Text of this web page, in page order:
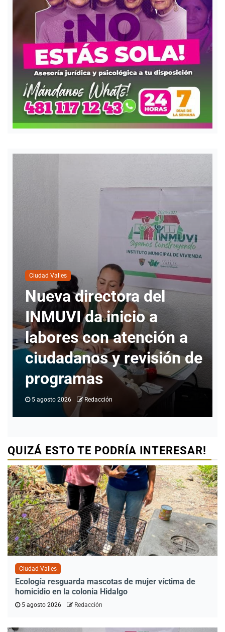
Ciudad Valles
Cuatro personas han
solicitado información
para realizar cambio de
identidad en Ciudad
Valles
4 agosto 2026 Redacción
QUIZÁ ESTO TE PODRÍA INTERESAR!
Ciudad Valles
Ecología resguarda mascotas de mujer víctima de
homicidio en la colonia Hidalgo
5 agosto 2026 Redacción